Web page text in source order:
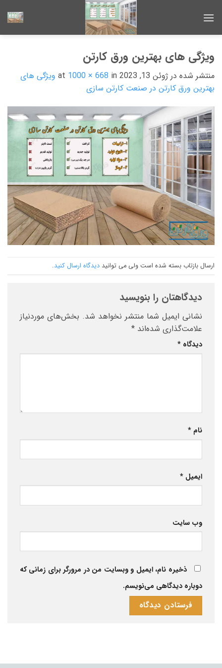
ویژگی های بهترین ورق کارتن
منتشر شده در ژوئن 13, 2023 1000 × 668 in
ویژگی های
بهترین ورق کارتن در صنعت کارتن سازی
ارسال بازتاب بسته شده است ولی می توانید دیدگاه ارسال کنید.
دیدگاهتان را بنویسید
نشانی ایمیل شما منتشر نخواهد شد. بخش‌های موردنیاز
علامت‌گذاری شده‌اند *
دیدگاه *
نام *
ایمیل *
وب‌ سایت
ذخیره نام، ایمیل و وبسایت من در مرورگر برای زمانی که
دوباره دیدگاهی می‌نویسم.